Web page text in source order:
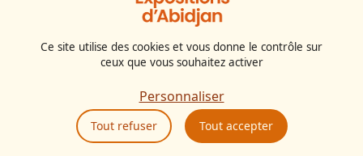
Ce site utilise des cookies et vous donne le contrôle sur
ceux que vous souhaitez activer
Tout accepter
Tout refuser
Personnaliser